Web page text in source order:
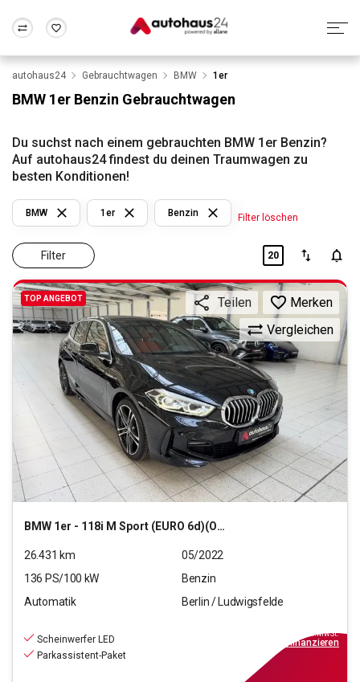
Wir bewerten dein Auto
Alle Fragen & Antworten
Rund um die Inzahlungnahme
Frankfurt Wuppertal
autohaus24 Gebrauchtwagen BMW 1er
BMW 1er Benzin Gebrauchtwagen
Du suchst nach einem gebrauchten BMW 1er Benzin?
Auf autohaus24 findest du deinen Traumwagen zu
besten Konditionen!
Filter
BMW 1er Benzin Filter löschen
20
TOP ANGEBOT
BMW 1er - 118i M Sport (EURO 6d)(OPF)
Vergleichen
Teilen Merken
26.431 km
05/2022
136 PS/100 kW
Benzin
Automatik
Berlin / Ludwigsfelde
Scheinwerfer LED
Parkassistent-Paket
inkl.MwSt.
finanzieren